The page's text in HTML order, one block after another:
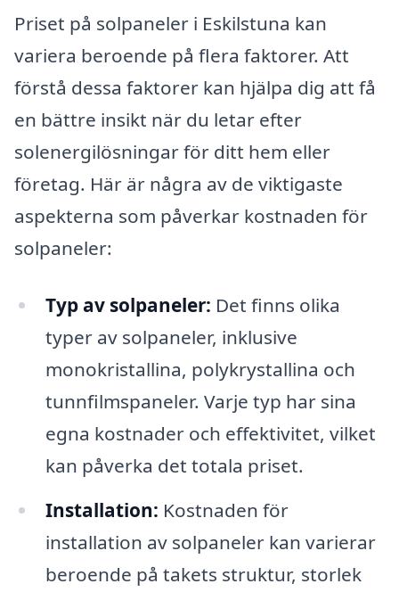
Priset på solpaneler i Eskilstuna kan
variera beroende på flera faktorer. Att
förstå dessa faktorer kan hjälpa dig att få
en bättre insikt när du letar efter
solenergilösningar för ditt hem eller
företag. Här är några av de viktigaste
aspekterna som påverkar kostnaden för
solpaneler:
Typ av solpaneler: Det finns olika
typer av solpaneler, inklusive
monokristallina, polykrystallina och
tunnfilmspaneler. Varje typ har sina
egna kostnader och effektivitet, vilket
kan påverka det totala priset.
Installation: Kostnaden för
installation av solpaneler kan varierar
beroende på takets struktur, storlek